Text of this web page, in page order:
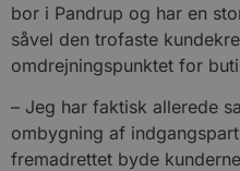
bor i Pandrup og har en
såvel den trofaste
omdrejningspunktet for
– Jeg har faktisk allerede
ombygning af
fremadrettet byde